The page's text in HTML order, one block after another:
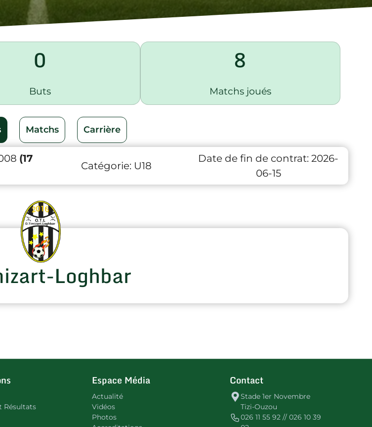
0
Buts
8
Matchs joués
Matchs Carrière
(17
Catégorie: U18
Date de fin de contrat: 2026-
06-15
Loghbar
Résultats
Espace Média
Actualité
Vidéos
Photos
Contact
Stade 1er Novembre
Tizi-Ouzou
026 11 55 92 // 026 10 39